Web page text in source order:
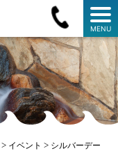
MENU
> イベント > シルバーデー